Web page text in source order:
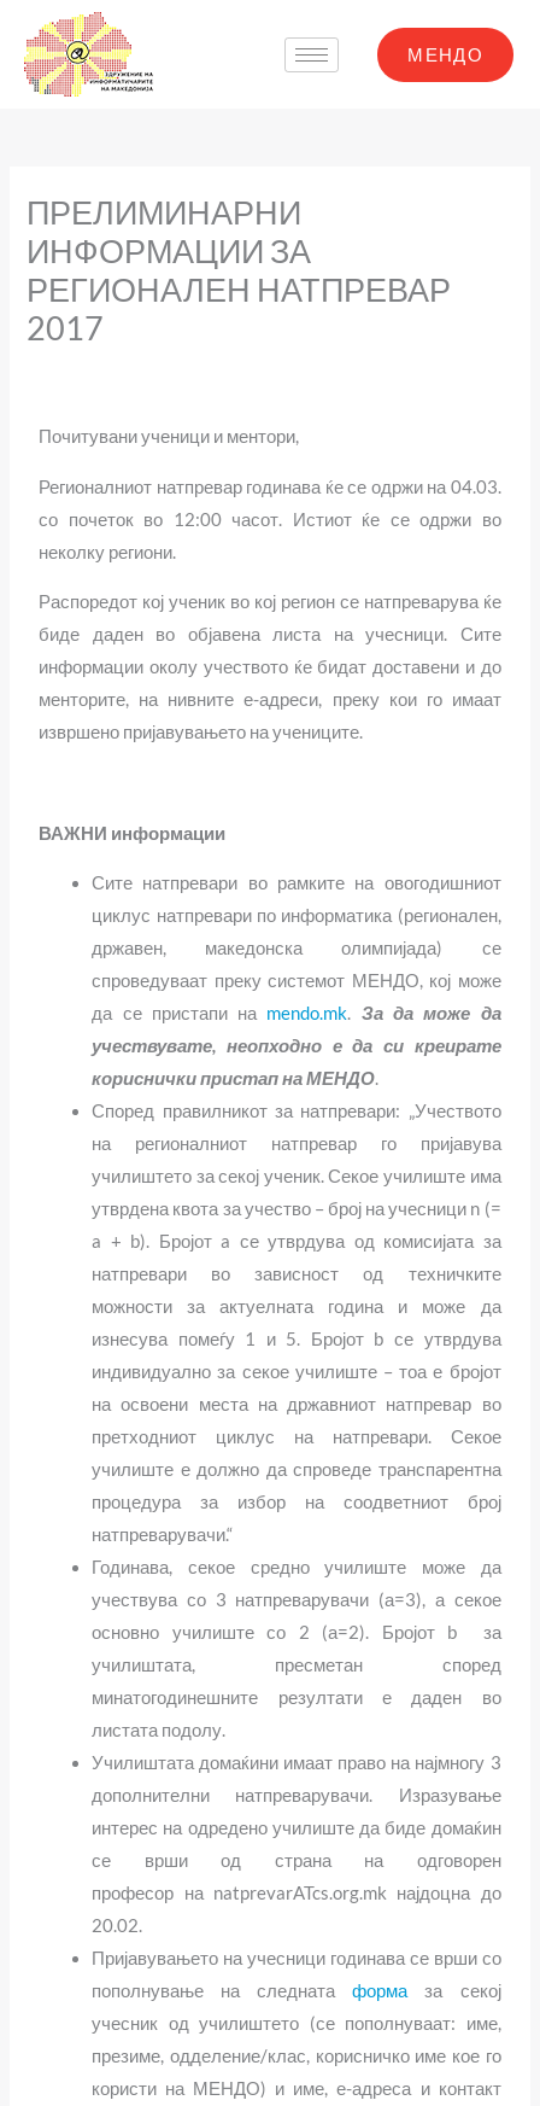
content
МЕНДО
ПРЕЛИМИНАРНИ
ИНФОРМАЦИИ ЗА
РЕГИОНАЛЕН НАТПРЕВАР
2017
Почитувани ученици и ментори,
Регионалниот натпревар годинава ќе се одржи на 04.03.
со почеток во 12:00 часот. Истиот ќе се одржи во
неколку региони.
Распоредот кој ученик во кој регион се натпреварува ќе
биде даден во објавена листа на учесници. Сите
информации околу учеството ќе бидат доставени и до
менторите, на нивните е-адреси, преку кои го имаат
извршено пријавувањето на учениците.
ВАЖНИ информации
Сите натпревари во рамките на овогодишниот
циклус натпревари по информатика (регионален,
државен, македонска олимпијада) се
спроведуваат преку системот МЕНДО, кој може
да се пристапи на mendo.mk. За да може да
учествувате, неопходно е да си креирате
кориснички пристап на МЕНДО.
Според правилникот за натпревари: „Учеството
на регионалниот натпревар го пријавува
училиштето за секој ученик. Секое училиште има
утврдена квота за учество – број на учесници n (=
a + b). Бројот a се утврдува од комисијата за
натпревари во зависност од техничките
можности за актуелната година и може да
изнесува помеѓу 1 и 5. Бројот b се утврдува
индивидуално за секое училиште – тоа е бројот
на освоени места на државниот натпревар во
претходниот циклус на натпревари. Секое
училиште е должно да спроведе транспарентна
процедура за избор на соодветниот број
натпреварувачи.“
Годинава, секое средно училиште може да
учествува со 3 натпреварувачи (а=3), а секое
основно училиште со 2 (а=2). Бројот b за
училиштата, пресметан според
минатогодинешните резултати е даден во
листата подолу.
Училиштата домаќини имаат право на најмногу 3
дополнителни натпреварувачи. Изразување
интерес на одредено училиште да биде домаќин
се врши од страна на одговорен
професор на natprevarATcs.org.mk најдоцна до
20.02.
Пријавувањето на учесници годинава се врши со
пополнување на следнатаформа за секој
учесник од училиштето (се пополнуваат: име,
презиме, одделение/клас, корисничко име кое го
користи на МЕНДО) и име, е-адреса и контакт